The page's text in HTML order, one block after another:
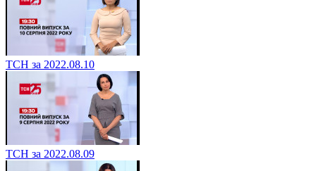
ТСН за 2022.08.10
ТСН за 2022.08.09